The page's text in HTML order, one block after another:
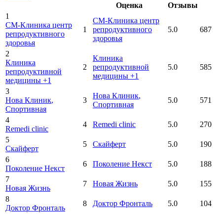
Оценка
Отзывы
1
СМ-Клиника центр
репродуктивного
здоровья
1
СМ-Клиника центр
репродуктивного
здоровья
5.0 687
2
Клиника
репродуктивной
медицины +1
2
Клиника
репродуктивной
медицины +1
5.0 585
3
Нова Клиник,
Спортивная
3
Нова Клиник,
Спортивная
5.0 571
4
Remedi clinic
4 Remedi clinic 5.0
270
5
Скайферт
5 Скайферт 5.0
190
6
Поколение Некст
6 Поколение Некст 5.0
188
7
Новая Жизнь
7 Новая Жизнь 5.0
155
8
Доктор Фронталь
8 Доктор Фронталь 5.0
104